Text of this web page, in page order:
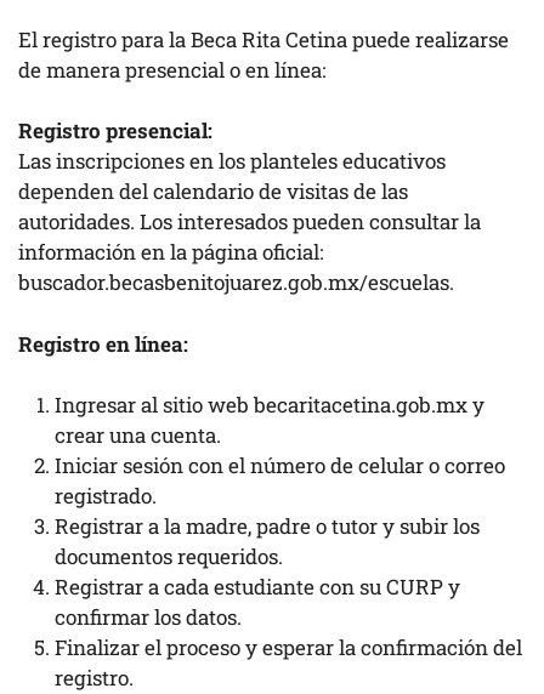
El registro para la Beca Rita Cetina puede realizarse
de manera presencial o en línea:
Registro presencial:
Las inscripciones en los planteles educativos
dependen del calendario de visitas de las
autoridades. Los interesados pueden consultar la
información en la página oficial:
buscador.becasbenitojuarez.gob.mx/escuelas.
Registro en línea:
Ingresar al sitio web becaritacetina.gob.mx y
crear una cuenta.
Iniciar sesión con el número de celular o correo
registrado.
Registrar a la madre, padre o tutor y subir los
documentos requeridos.
Registrar a cada estudiante con su CURP y
confirmar los datos.
Finalizar el proceso y esperar la confirmación del
registro.